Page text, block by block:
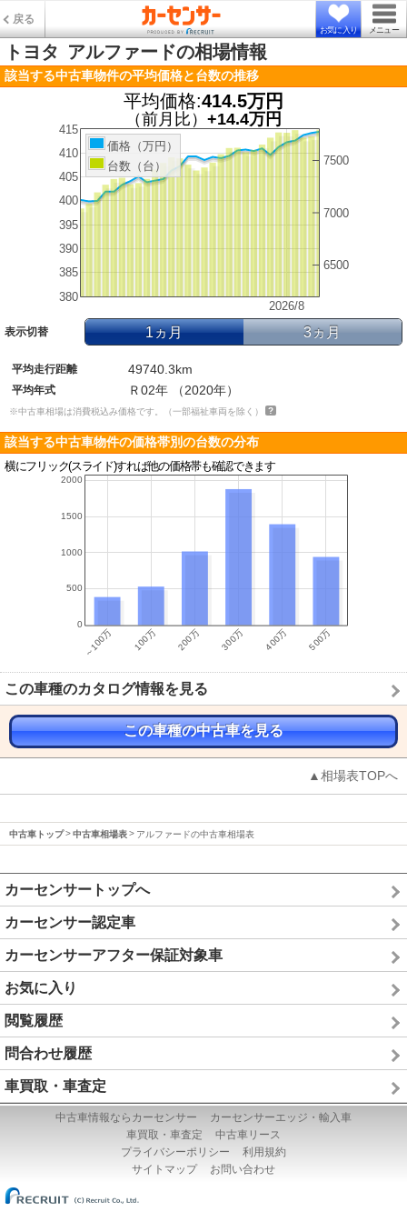
戻る
お気に入り メニュー
トヨタ アルファードの相場情報
該当する中古車物件の平均価格と台数の推移
平均価格:414.5万円
（前月比） +14.4万円
2026/8
380
385
390
395
400
405
410
415
6500
7000
7500
価格（万円）
台数（台）
表示切替 1ヵ月 3ヵ月
平均走行距離 49740.3km
平均年式 Ｒ02年 （2020年）
※中古車相場は消費税込み価格です。（一部福祉車両を除く）
該当する中古車物件の価格帯別の台数の分布
横にフリック(スライド)すれば他の価格帯も確認できます
この車種のカタログ情報を見る
この車種の中古車を見る
▲相場表TOPへ
中古車トップ 中古車相場表 アルファードの中古車相場表
カーセンサートップへ
カーセンサー認定車
カーセンサーアフター保証対象車
お気に入り
閲覧履歴
問合わせ履歴
車買取・車査定
中古車情報ならカーセンサー
カーセンサーエッジ・輸入車
車買取・車査定
中古車リース
プライバシーポリシー
利用規約
サイトマップ
お問い合わせ